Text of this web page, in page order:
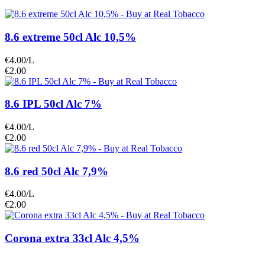
8.6 extreme 50cl Alc 10,5%
€4.00/L
€2.00
8.6 IPL 50cl Alc 7%
€4.00/L
€2.00
8.6 red 50cl Alc 7,9%
€4.00/L
€2.00
Corona extra 33cl Alc 4,5%